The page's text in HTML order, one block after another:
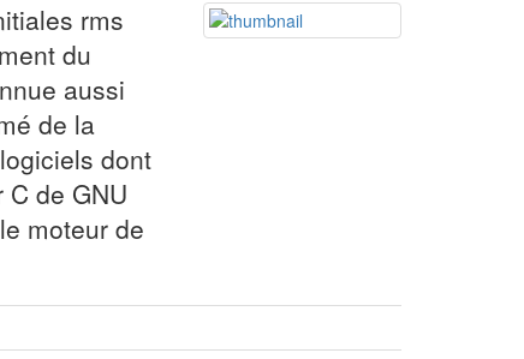
rms
du
aussi
de la
dont
de GNU
moteur de